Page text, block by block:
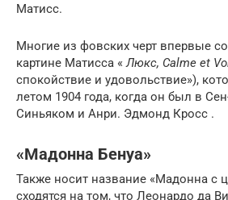
Матисс.
Многие из фовских черт впервые
картине Матисса « Люкс, Calme et
спокойствие и удовольствие»),
летом 1904 года, когда он был в
Синьяком и Анри. Эдмонд Кросс .
«Мадонна Бенуа»
Также носит название «Мадонна с
сходятся на том, что Леонардо да